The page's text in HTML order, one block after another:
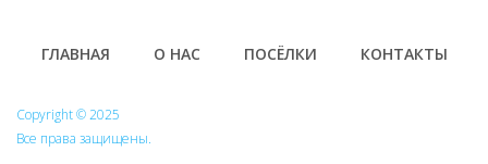
Footer
ГЛАВНАЯ О НАС ПОСЁЛКИ КОНТАКТЫ
Copyright © 2025
Все права защищены.